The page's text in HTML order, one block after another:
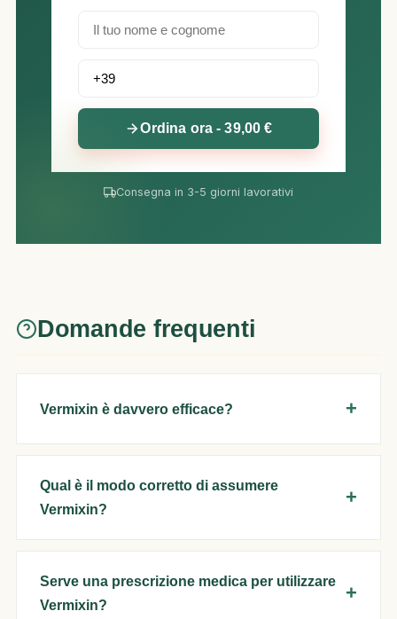
Ordina ora - 39,00 €
Consegna in 3-5 giorni lavorativi
Domande frequenti
Vermixin è davvero efficace?
Qual è il modo corretto di assumere
Vermixin?
Serve una prescrizione medica per utilizzare
Vermixin?